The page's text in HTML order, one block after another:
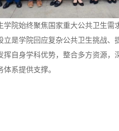
学院始终聚焦国家重大公共卫生
立是学院回应复杂公共卫生挑战、
挥自身学科优势，整合多方资源，
系提供支撑。